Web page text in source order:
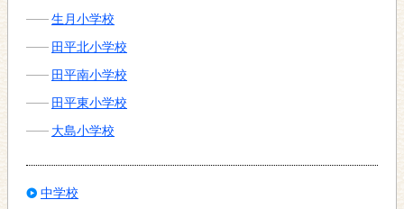
生月小学校
田平北小学校
田平南小学校
田平東小学校
大島小学校
中学校